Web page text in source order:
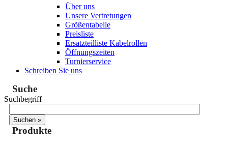
Über uns
Unsere Vertretungen
Größentabelle
Preisliste
Ersatzteilliste Kabelrollen
Öffnungszeiten
Turnierservice
Schreiben Sie uns
Suche
Suchbegriff
Produkte